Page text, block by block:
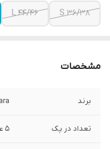
S 36/38
L 44/46
مشخصات
برند
تعداد در پک 5 عدد